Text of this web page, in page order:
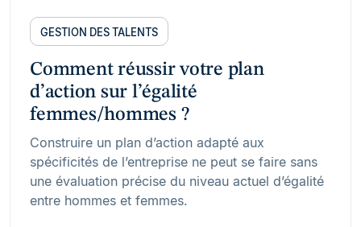
GESTION DES TALENTS
Comment réussir votre plan
d’action sur l’égalité
femmes/hommes ?
Construire un plan d’action adapté aux
spécificités de l’entreprise ne peut se faire sans
une évaluation précise du niveau actuel d’égalité
entre hommes et femmes.